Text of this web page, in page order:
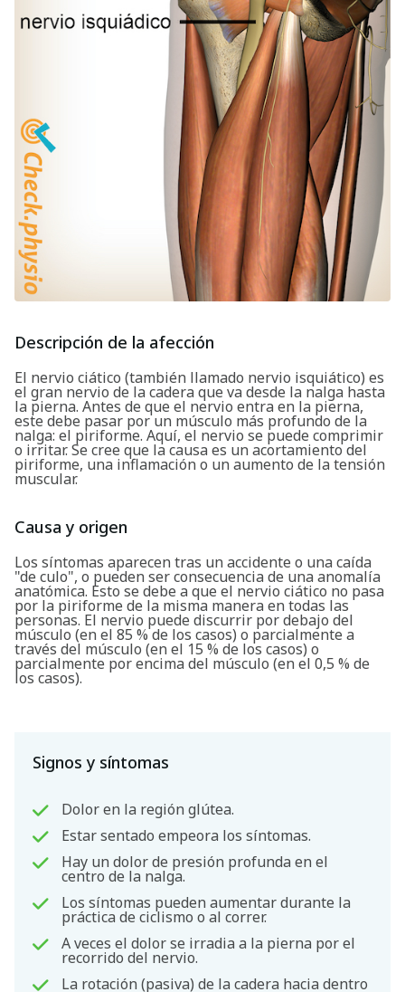
Descripción de la afección
El nervio ciático (también llamado nervio isquiático) es
el gran nervio de la cadera que va desde la nalga hasta
la pierna. Antes de que el nervio entra en la pierna,
este debe pasar por un músculo más profundo de la
nalga: el piriforme. Aquí, el nervio se puede comprimir
o irritar. Se cree que la causa es un acortamiento del
piriforme, una inflamación o un aumento de la tensión
muscular.
Causa y origen
Los síntomas aparecen tras un accidente o una caída
"de culo", o pueden ser consecuencia de una anomalía
anatómica. Esto se debe a que el nervio ciático no pasa
por la piriforme de la misma manera en todas las
personas. El nervio puede discurrir por debajo del
músculo (en el 85 % de los casos) o parcialmente a
través del músculo (en el 15 % de los casos) o
parcialmente por encima del músculo (en el 0,5 % de
los casos).
Signos y síntomas
Dolor en la región glútea.
Estar sentado empeora los síntomas.
Hay un dolor de presión profunda en el
centro de la nalga.
Los síntomas pueden aumentar durante la
práctica de ciclismo o al correr.
A veces el dolor se irradia a la pierna por el
recorrido del nervio.
La rotación (pasiva) de la cadera hacia dentro